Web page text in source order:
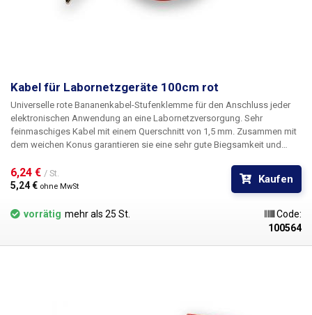
Kabel für Labornetzgeräte 100cm rot
Universelle rote Bananenkabel-Stufenklemme für den Anschluss jeder
elektronischen Anwendung an eine Labornetzversorgung. Sehr
feinmaschiges Kabel mit einem Querschnitt von 1,5 mm. Zusammen mit
dem weichen Konus garantieren sie eine sehr gute Biegsamkeit und
Kabel mit Bananen ineinander gesteckt werden, um Knoten im
Stromkreis zu bilden. Erhältlich in mehreren Farben zur
6,24 € / St.
5,24 € ohne MwSt
Kaufen
vorrätig mehr als 25 St.
Code:
100564